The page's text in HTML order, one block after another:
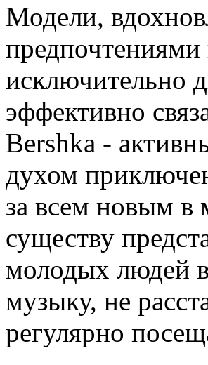
Модели,
исключительно
эффективно
Bershka -
духом
за всем новым в
существу
молодых людей
музыку, не
регулярно